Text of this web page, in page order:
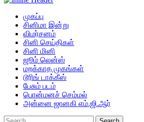
முகப்பு
சினிமா இன்று
விமர்சனம்
சினி செய்திகள்
சினி மினி
ஜூம் லென்ஸ்
மறக்காத முகங்கள்
டூரிங் டாக்கீஸ்
பேசும் படம்
பொன்மனச் செம்மல்
அன்னை ஜானகி எம்.ஜி.ஆர்